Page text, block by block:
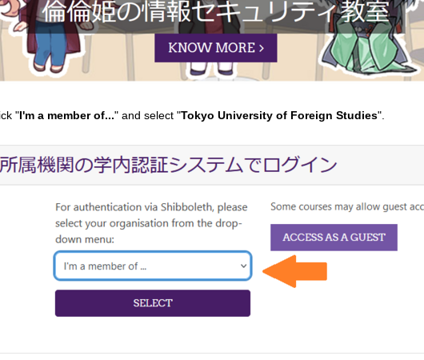
"I'm a member of..." and select "Tokyo University of Foreign Studies".